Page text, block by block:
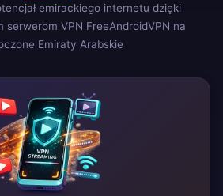
emirackiego internetu dzięki
serwerom VPN FreeAndroidVPN na
Emiraty Arabskie